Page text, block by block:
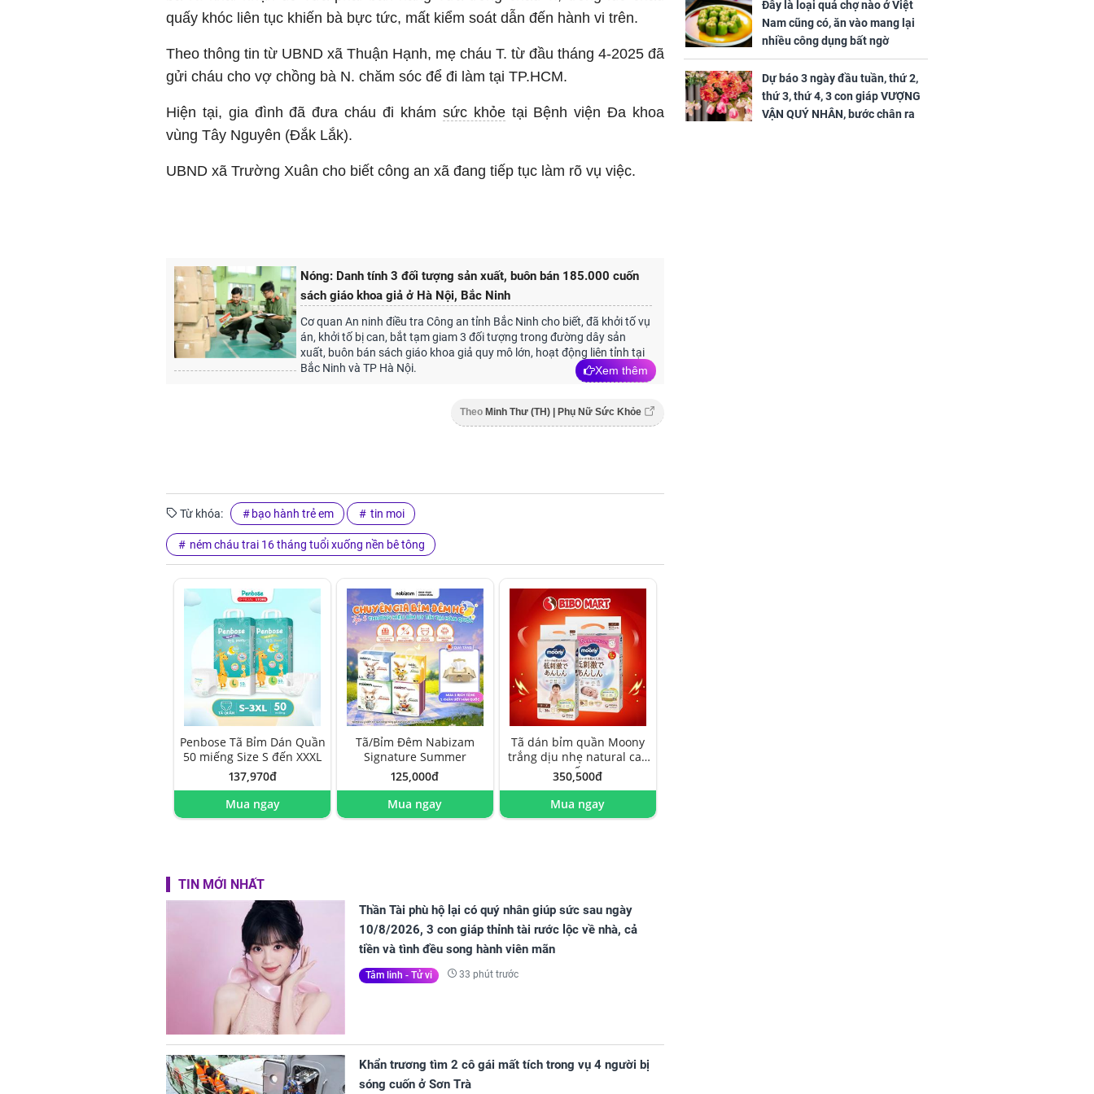
quấy khóc liên tục khiến bà bực tức, mất kiểm soát dẫn đến hành vi trên.
Theo thông tin từ UBND xã Thuận Hạnh, mẹ cháu T. từ đầu tháng 4-2025 đã
gửi cháu cho vợ chồng bà N. chăm sóc để đi làm tại TP.HCM.
Hiện tại, gia đình đã đưa cháu đi khám sức khỏetại Bệnh viện Đa khoa
vùng Tây Nguyên (Đắk Lắk).
UBND xã Trường Xuân cho biết công an xã đang tiếp tục làm rõ vụ việc.
Nóng: Danh tính 3 đối tượng sản xuất, buôn bán 185.000 cuốn
sách giáo khoa giả ở Hà Nội, Bắc Ninh
Cơ quan An ninh điều tra Công an tỉnh Bắc Ninh cho biết, đã khởi tố vụ
án, khởi tố bị can, bắt tạm giam 3 đối tượng trong đường dây sản
xuất, buôn bán sách giáo khoa giả quy mô lớn, hoạt động liên tỉnh tại
Bắc Ninh và TP Hà Nội.
Xem thêm
Theo Minh Thư (TH) | Phụ Nữ Sức Khỏe
Từ khóa: bạo hành trẻ em tin moi
ném cháu trai 16 tháng tuổi xuống nền bê tông
Penbose Tã Bỉm Dán Quần
50 miếng Size S đến XXXL
137,970đ
Mua ngay
Tã/Bỉm Đêm Nabizam
Signature Summer
125,000đ
Mua ngay
Tã dán bỉm quần Moony
trắng dịu nhẹ natural cao
cấp
350,500đ
Mua ngay
TIN MỚI NHẤT
Thần Tài phù hộ lại có quý nhân giúp sức sau ngày
10/8/2026, 3 con giáp thỉnh tài rước lộc về nhà, cả
tiền và tình đều song hành viên mãn
Tâm linh - Tử vi 33 phút trước
Khẩn trương tìm 2 cô gái mất tích trong vụ 4 người bị
sóng cuốn ở Sơn Trà
trẻ kém 36 tuổi
Đây là loại quả chợ nào ở Việt
Nam cũng có, ăn vào mang lại
nhiều công dụng bất ngờ
Dự báo 3 ngày đầu tuần, thứ 2,
thứ 3, thứ 4, 3 con giáp VƯỢNG
VẬN QUÝ NHÂN, bước chân ra